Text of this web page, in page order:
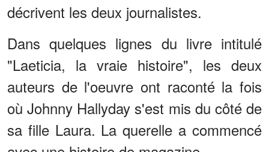
décrivent les deux journalistes.
Dans quelques lignes du livre intitulé
"Laeticia, la vraie histoire", les deux
auteurs de l'oeuvre ont raconté la fois
où Johnny Hallyday s'est mis du côté de
sa fille Laura. La querelle a commencé